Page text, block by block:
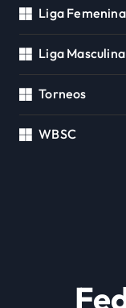
Liga Femenina
Liga Masculina
Torneos
WBSC